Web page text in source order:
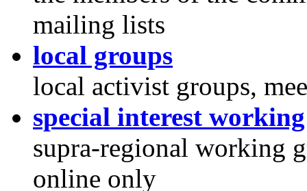
mailing lists
local groups
local activist groups,
special interest
supra-regional working
online only